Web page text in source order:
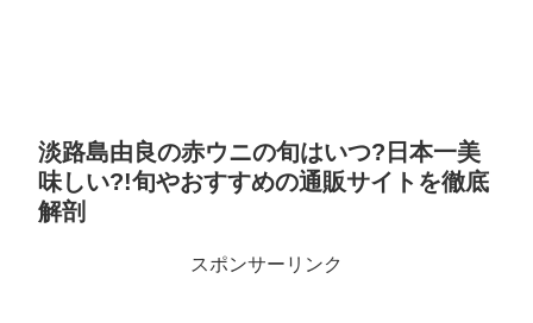
淡路島由良の赤ウニの旬はいつ?日本一美
味しい?!旬やおすすめの通販サイトを徹底
解剖
スポンサーリンク